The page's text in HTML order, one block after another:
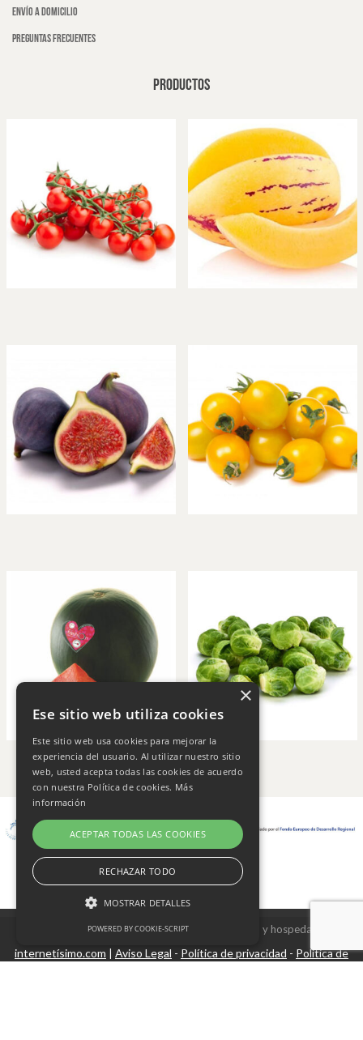
Envío a domicilio
Preguntas frecuentes
PRODUCTOS
Copyright © 2026 Frutas Champi s.l. - Diseño y hospedaje
internetísimo.com | Aviso Legal - Política de privacidad - Política de
×
Ese sitio web utiliza cookies
Este sitio web usa cookies para mejorar la
experiencia del usuario. Al utilizar nuestro sitio
web, usted acepta todas las cookies de acuerdo
con nuestra Política de cookies. Más
información
ACEPTAR TODAS LAS COOKIES
RECHAZAR TODO
MOSTRAR DETALLES
POWERED BY COOKIE-SCRIPT